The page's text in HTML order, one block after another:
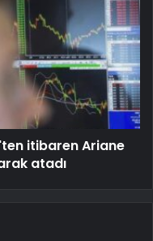
itibaren Ariane
atadı